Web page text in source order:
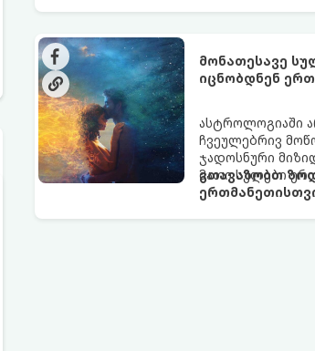
მონათესავე
იცნობდნენ
ასტროლოგიაში
ჩვეულებრივ
ჯადოსნური
მათი სულები
გთავაზობთ